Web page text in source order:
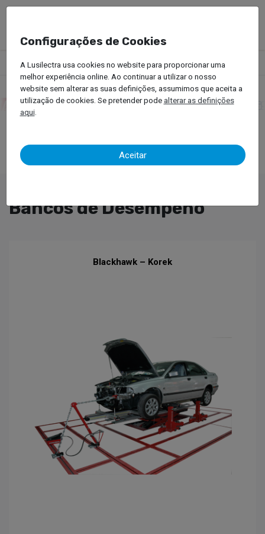
Produtos Equipamentos Oficinais Bancos de Desempeno
Bancos de Desempeno
Blackhawk – Korek
Configurações de Cookies
A Lusilectra usa cookies no website para proporcionar uma
melhor experiência online. Ao continuar a utilizar o nosso
website sem alterar as suas definições, assumimos que aceita a
utilização de cookies. Se pretender podealterar as definições
aqui.
Aceitar